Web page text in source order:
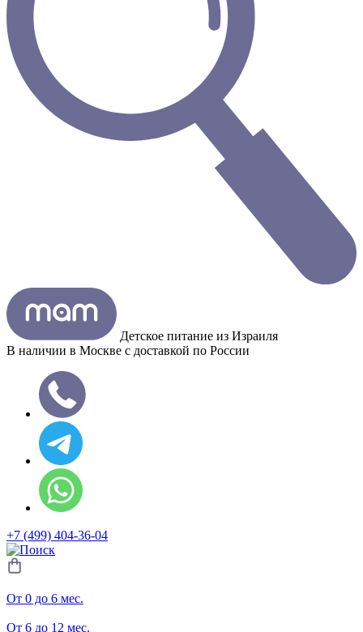
Детское питание из Израиля
В наличии в Москве с доставкой по России
+7 (499) 404-36-04
От 0 до 6 мес.
От 6 до 12 мес.